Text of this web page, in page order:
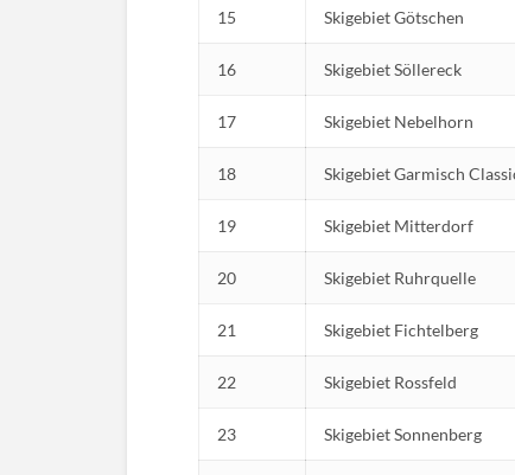
15 Skigebiet Götschen
16 Skigebiet Söllereck
17 Skigebiet Nebelhorn
18 Skigebiet Garmisch
19 Skigebiet Mitterdorf
20 Skigebiet Ruhrquelle
21 Skigebiet Fichtelberg
22 Skigebiet Rossfeld
23 Skigebiet Sonnenberg